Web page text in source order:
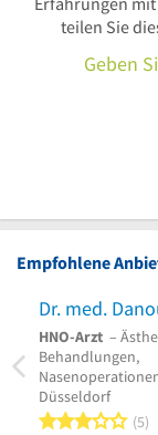
teilen Sie
Geben
Empfohlene
Dr. med.
HNO-Arzt –
Behandlungen,
Düsseldorf
3
5